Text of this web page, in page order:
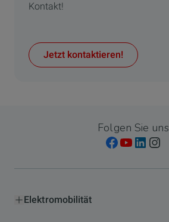
Kontakt!
Jetzt kontaktieren!
Folgen Sie uns
Elektromobilität